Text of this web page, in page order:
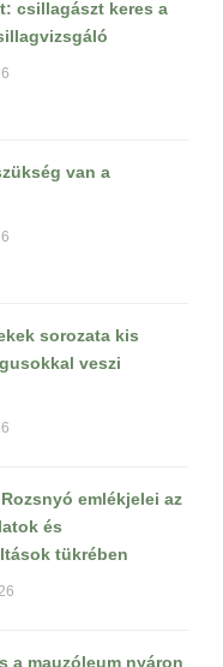
csillagászt keres a
van a
sorozata kis
veszi
emlékjelei az
és
tükrében
a mauzóleum nyáron